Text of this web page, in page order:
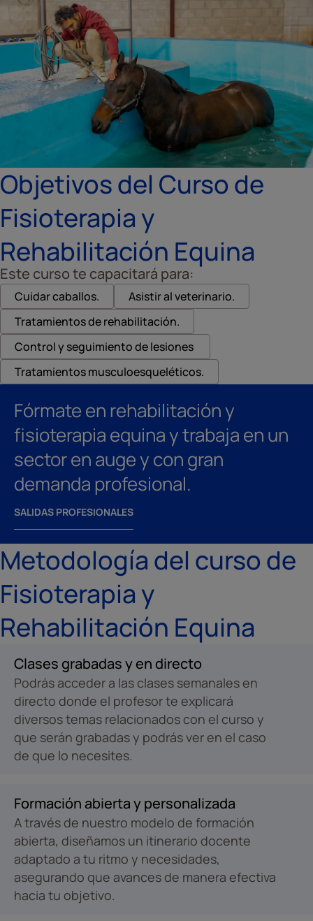
Objetivos del Curso de
Fisioterapia y
Rehabilitación Equina
Este curso te capacitará para:
Cuidar caballos.
Asistir al veterinario.
Tratamientos de rehabilitación.
Control y seguimiento de lesiones
Tratamientos musculoesqueléticos.
Fórmate en rehabilitación y
fisioterapia equina y trabaja en un
sector en auge y con gran
demanda profesional.
SALIDAS PROFESIONALES
Metodología del curso de
Fisioterapia y
Rehabilitación Equina
Clases grabadas y en directo
Podrás acceder a las clases semanales en
directo donde el profesor te explicará
diversos temas relacionados con el curso y
que serán grabadas y podrás ver en el caso
de que lo necesites.
Formación abierta y personalizada
A través de nuestro modelo de formación
abierta, diseñamos un itinerario docente
adaptado a tu ritmo y necesidades,
asegurando que avances de manera efectiva
hacia tu objetivo.